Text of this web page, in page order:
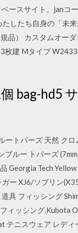
ースサイト。janコ
したち自身の「未
品） カスタムオー
枚建 Mタイプ
bag-hd5
ートパーズ 天然 ク
ルー トパーズ (7mm
Georgia Tech
ー XJ6/ソブリン
具 フィッシング
ィッシング,Kubota
テニスウェア レディ